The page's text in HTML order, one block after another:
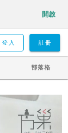
開啟
登入 註冊
部落格